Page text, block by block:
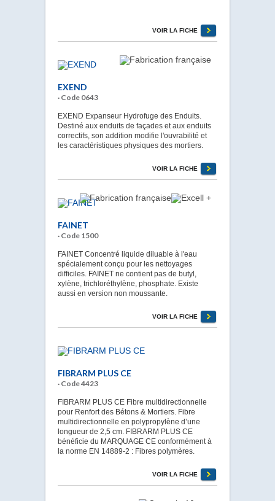
VOIR LA FICHE
EXEND
· Code 0643
EXEND Expanseur Hydrofuge des Enduits.
Destiné aux enduits de façades et aux enduits
correctifs, son addition modifie l'ouvrabilité et
les caractéristiques physiques des mortiers.
VOIR LA FICHE
FAINET
· Code 1500
FAINET Concentré liquide diluable à l'eau
spécialement conçu pour les nettoyages
difficiles. FAINET ne contient pas de butyl,
xylène, trichloréthylène, phosphate. Existe
aussi en version non moussante.
VOIR LA FICHE
FIBRARM PLUS CE
· Code 4423
FIBRARM PLUS CE Fibre multidirectionnelle
pour Renfort des Bétons & Mortiers. Fibre
multidirectionnelle en polypropylène d’une
longueur de 2,5 cm. FIBRARM PLUS CE
bénéficie du MARQUAGE CE conformément à
la norme EN 14889-2 : Fibres polymères.
VOIR LA FICHE